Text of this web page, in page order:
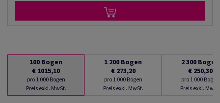
100 Bogen
€ 1015,10
pro 1 000 Bogen
Preis exkl. MwSt.
1 200 Bogen
€ 273,20
pro 1 000 Bogen
Preis exkl. MwSt.
2 300 Bogen
€ 250,30
pro 1 000 Bogen
Preis exkl. MwSt.